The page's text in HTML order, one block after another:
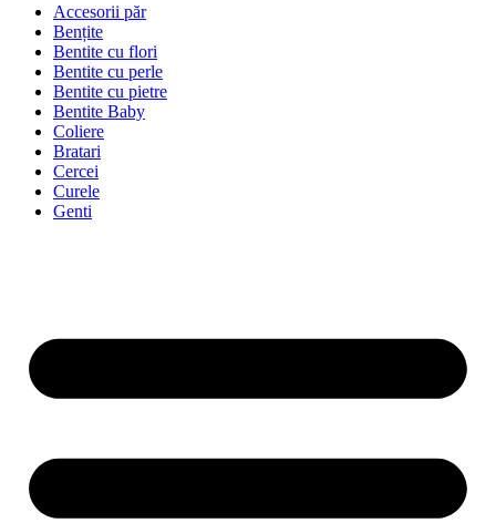
Accesorii păr
Bențite
Bentite cu flori
Bentite cu perle
Bentite cu pietre
Bentite Baby
Coliere
Bratari
Cercei
Curele
Genti